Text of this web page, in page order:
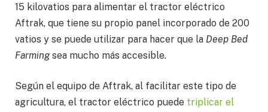
15 kilovatios para alimentar el tractor eléctrico
Aftrak, que tiene su propio panel incorporado de 200
vatios y se puede utilizar para hacer que la Deep Bed
Farmingsea mucho más accesible.
Según el equipo de Aftrak, al facilitar este tipo de
agricultura, el tractor eléctrico puede triplicar el